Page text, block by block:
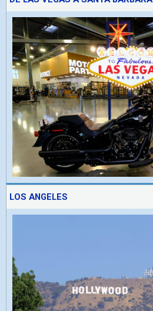
LOS ANGELES